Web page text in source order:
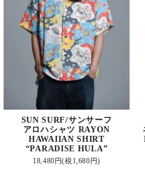
SUN SURF/サンサーフ
アロハシャツ RAYON
HAWAIIAN SHIRT
“PARADISE HULA”
18,480円(税1,680円)